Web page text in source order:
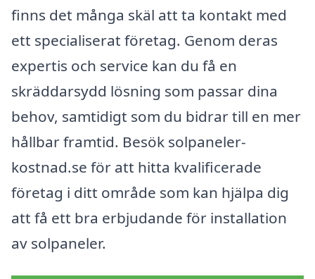
finns det många skäl att ta kontakt med
ett specialiserat företag. Genom deras
expertis och service kan du få en
skräddarsydd lösning som passar dina
behov, samtidigt som du bidrar till en mer
hållbar framtid. Besök solpaneler-
kostnad.se för att hitta kvalificerade
företag i ditt område som kan hjälpa dig
att få ett bra erbjudande för installation
av solpaneler.